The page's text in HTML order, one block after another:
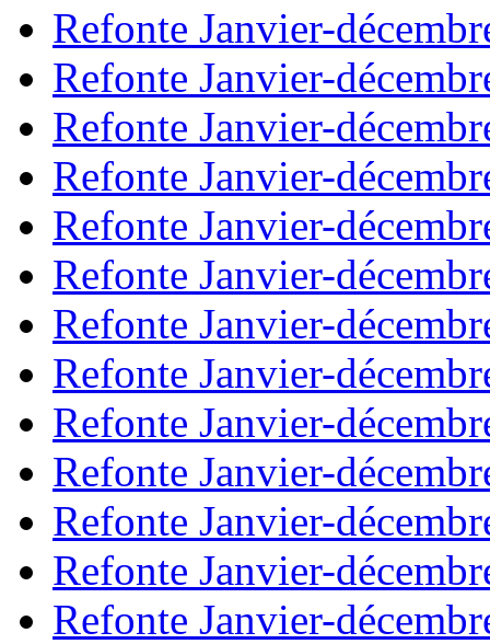
Refonte Janvier-
Refonte Janvier-
Refonte Janvier-
Refonte Janvier-
Refonte Janvier-
Refonte Janvier-
Refonte Janvier-
Refonte Janvier-
Refonte Janvier-
Refonte Janvier-
Refonte Janvier-
Refonte Janvier-
Refonte Janvier-